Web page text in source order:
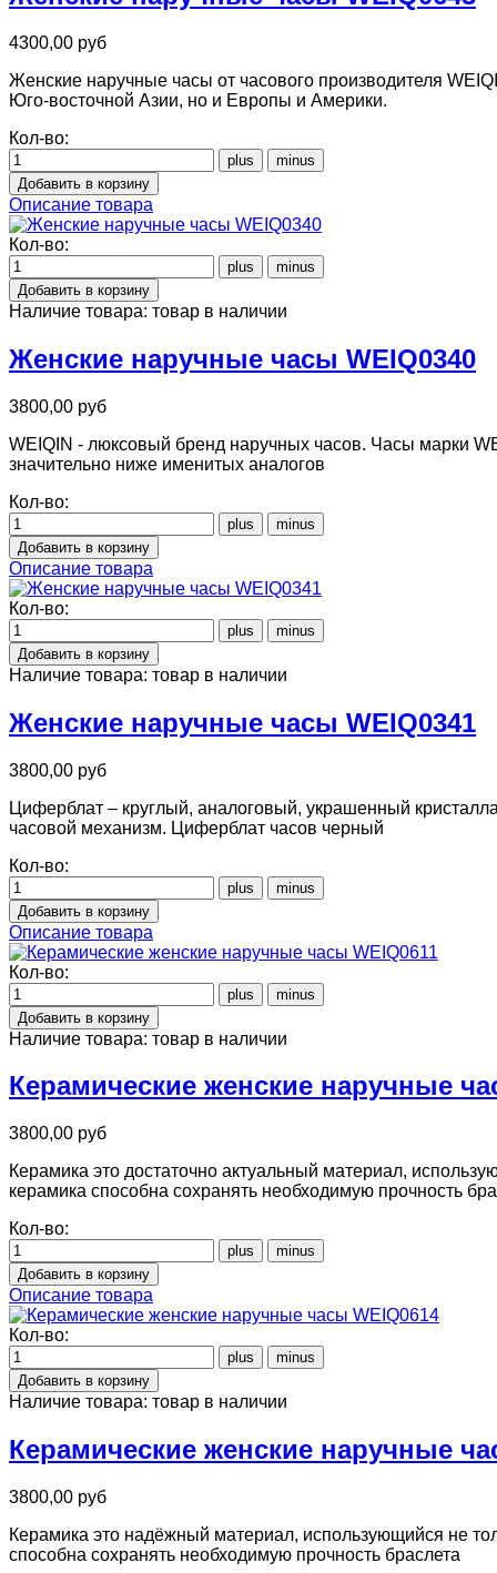
4300,00 руб
Женские наручные часы от часового производителя
Юго-восточной Азии, но и Европы и Америки.
Кол-во:
Описание товара
Кол-во:
Наличие товара: товар в наличии
Женские наручные часы WEIQ0340
3800,00 руб
WEIQIN - люксовый бренд наручных часов. Часы марки
значительно ниже именитых аналогов
Кол-во:
Описание товара
Кол-во:
Наличие товара: товар в наличии
Женские наручные часы WEIQ0341
3800,00 руб
Циферблат – круглый, аналоговый, украшенный
часовой механизм. Циферблат часов черный
Кол-во:
Описание товара
Кол-во:
Наличие товара: товар в наличии
Керамические женские наручные
3800,00 руб
Керамика это достаточно актуальный материал,
керамика способна сохранять необходимую прочность
Кол-во:
Описание товара
Кол-во:
Наличие товара: товар в наличии
Керамические женские наручные
3800,00 руб
Керамика это надёжный материал, использующийся не
способна сохранять необходимую прочность браслета